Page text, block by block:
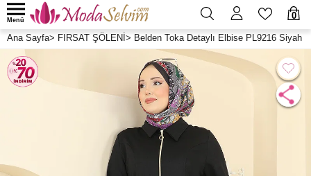
0
Menü
Ana Sayfa> FIRSAT ŞÖLENİ > Belden Toka Detaylı Elbise PL9216 Siyah